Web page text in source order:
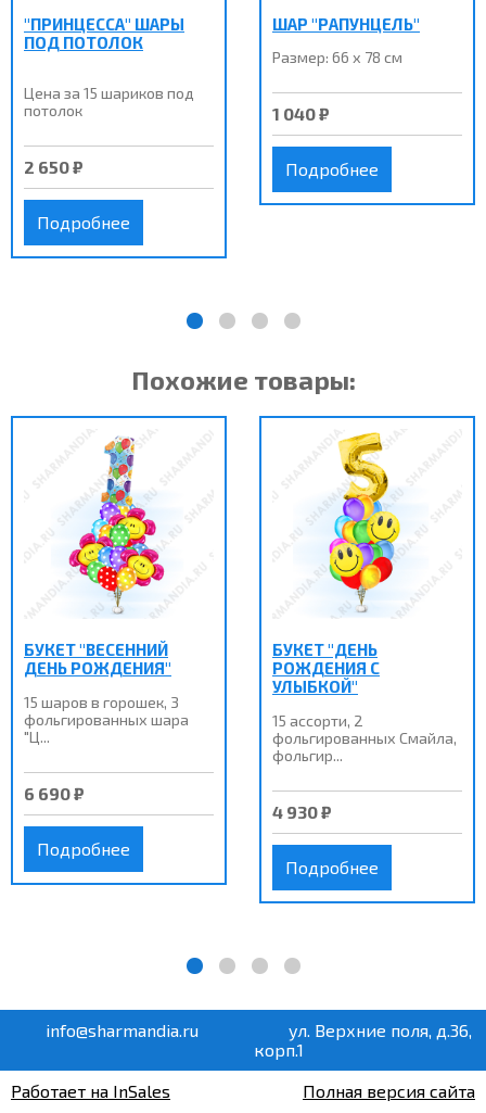
"ПРИНЦЕССА" ШАРЫ
ПОД ПОТОЛОК
Цена за 15 шариков под
потолок
2 650 ₽
Подробнее
ШАР "РАПУНЦЕЛЬ"
Размер: 66 х 78 см
1 040 ₽
Подробнее
Похожие товары:
БУКЕТ "ВЕСЕННИЙ
ДЕНЬ РОЖДЕНИЯ"
15 шаров в горошек, 3
фольгированных шара
"Ц...
6 690 ₽
Подробнее
БУКЕТ "ДЕНЬ
РОЖДЕНИЯ С
УЛЫБКОЙ"
15 ассорти, 2
фольгированных Смайла,
фольгир...
4 930 ₽
Подробнее
info@sharmandia.ru
ул. Верхние поля, д.36,
корп.1
Работает на InSales
Полная версия сайта